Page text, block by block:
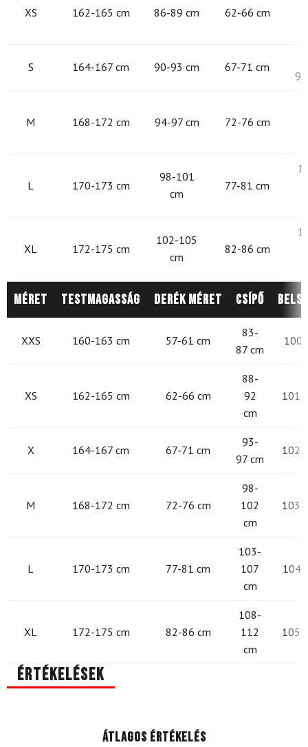
XS 162-165 cm 86-89 cm 62-66 cm
S 164-167 cm 90-93 cm 67-71 cm
M 168-172 cm 94-97 cm 72-76 cm
L 170-173 cm
98-101
cm
77-81 cm
XL 172-175 cm
102-105
cm
82-86 cm
Méret Testmagasság Derék méret Csípő
XXS 160-163 cm 57-61 cm
83-
87 cm
XS 162-165 cm 62-66 cm
88-
92
cm
101
X 164-167 cm 67-71 cm
93-
97 cm
102
M 168-172 cm 72-76 cm
98-
102
cm
103
L 170-173 cm 77-81 cm
103-
107
cm
104
XL 172-175 cm 82-86 cm
108-
112
cm
105
Értékelések
Átlagos értékelés